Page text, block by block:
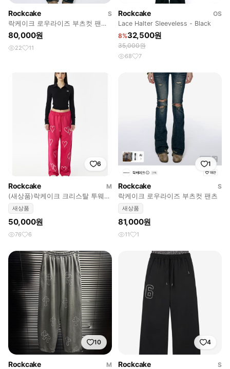
Rockcake
S
락케이크 로우라이즈 부츠컷 팬츠
S
80,000원
22 11
Rockcake
OS
Lace Halter Sleeveless - Black
8%32,500원
35,000원
68 7
6
Rockcake
M
(새상품)락케이크 크리스탈 투웨이
조거팬츠M
새상품
50,000원
76 6
1
Rockcake
S
락케이크 로우라이즈 부츠컷 팬츠
새상품
81,000원
11 1
10
Rockcake M
4
Rockcake S